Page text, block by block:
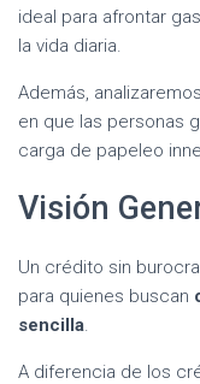
ideal para afrontar
la vida diaria.
Además,
en que las personas
carga de papeleo
Visión
Un crédito sin
para quienes buscan
sencilla.
A diferencia de los